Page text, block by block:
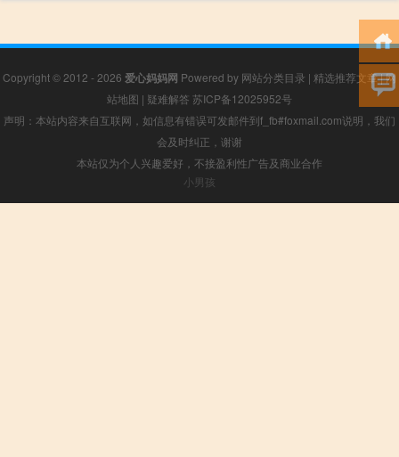
Copyright © 2012 - 2026 爱心妈妈网 Powered by 网站分类目录 | 精选推荐文章|网
站地图 | 疑难解答 苏ICP备12025952号
声明：本站内容来自互联网，如信息有错误可发邮件到f_fb#foxmail.com说明，我们
会及时纠正，谢谢
本站仅为个人兴趣爱好，不接盈利性广告及商业合作
小男孩